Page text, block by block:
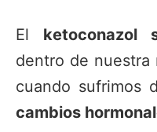
El ketoconazol
dentro de nuestra
cuando sufrimos
cambios